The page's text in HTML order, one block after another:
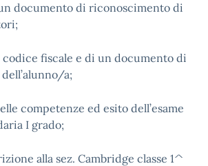
documento di riconoscimento di
codice fiscale e di un documento di
a;
competenze ed esito dell’esame
I grado;
alla sez. Cambridge classe 1^